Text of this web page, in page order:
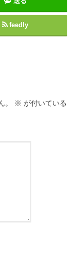
feedly
。 ※ が付いている